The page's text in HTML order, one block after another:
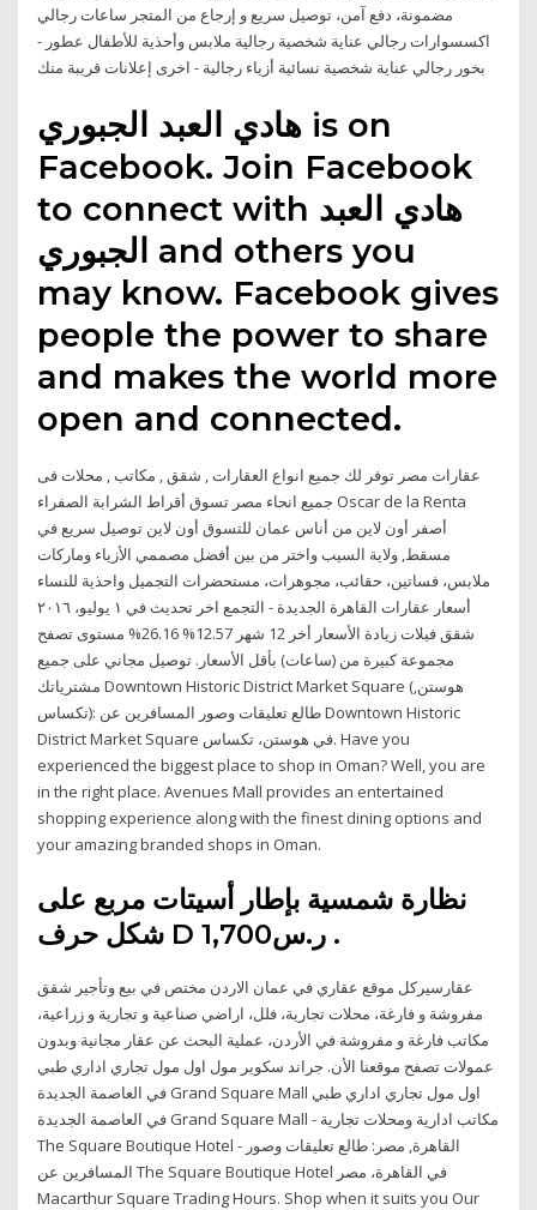
مضمونة، دفع آمن، توصيل سريع و إرجاع من المتجر ساعات رجالي
اكسسوارات رجالي عناية شخصية رجالية ملابس وأحذية للأطفال عطور -
بخور رجالي عناية شخصية نسائية أزياء رجالية - اخرى إعلانات قريبة منك
Facebook. Join Facebook
to connect with ‎هادي العبد
الجبوري‎ and others you
may know. Facebook gives
people the power to share
and makes the world more
open and connected.
عقارات مصر توفر لك جميع انواع العقارات , شقق , مكاتب , محلات فى
جميع انحاء مصر تسوق أقراط الشرابة الصفراء Oscar de la Renta
أصفر أون لاين من أناس عمان للتسوق أون لاين توصيل سريع في
مسقط, ولاية السيب واختر من بين أفضل مصممي الأزياء وماركات
ملابس، فساتين، حقائب، مجوهرات، مستحضرات التجميل واحذية للنساء
أسعار عقارات القاهرة الجديدة - التجمع اخر تحديث في ١ يوليو، ٢٠١٦
شقق فيلات زيادة الأسعار أخر 12 شهر 12.57% 26.16% مستوى تصفح
مجموعة كبيرة من (ساعات) بأقل الأسعار. توصيل مجاني على جميع
مشترياتك ‪Downtown Historic District Market Square‬ (هوستن,
تكساس): طالع تعليقات وصور المسافرين عن ‪Downtown Historic
District Market Square‬ في هوستن، تكساس. Have you
experienced the biggest place to shop in Oman? Well, you are
in the right place. Avenues Mall provides an entertained
shopping experience along with the finest dining options and
your amazing branded shops in Oman.
نظارة شمسية بإطار أسيتات مربع على
شكل حرف D 1,700‏ ر.س.
عقارسيركل موقع عقاري في عمان الاردن مختص في بيع وتأجير شقق
مفروشة و فارغة، محلات تجارية، فلل، اراضي صناعية و تجارية و زراعية،
مكاتب فارغة و مفروشة في الأردن، عملية البحث عن عقار مجانية وبدون
عمولات تصفح موقعنا الأن. جراند سكوير مول اول مول تجاري اداري طبي
في العاصمة الجديدة Grand Square Mall اول مول تجاري اداري طبي
في العاصمة الجديدة Grand Square Mall - مكاتب ادارية ومحلات تجارية
‪The Square Boutique Hotel‬ - القاهرة, مصر: طالع تعليقات وصور
المسافرين عن ‪The Square Boutique Hotel‬ في القاهرة، مصر
Macarthur Square Trading Hours. Shop when it suits you Our